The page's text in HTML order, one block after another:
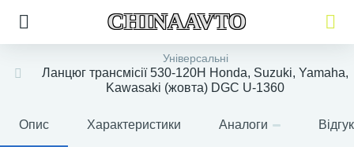
CHINAAVTO
Універсальні
Ланцюг трансмісії 530-120H Honda, Suzuki, Yamaha,
Kawasaki (жовта) DGC U-1360
Опис Характеристики Аналоги